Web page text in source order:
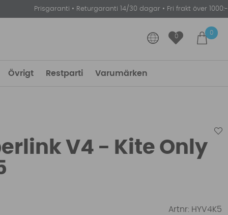
Prisgaranti • Returgaranti 14/30 dagar • Fri frakt över 1000:-
0
0
Övrigt Restparti Varumärken
V4 - Kite Only
Artnr: HYV4K5